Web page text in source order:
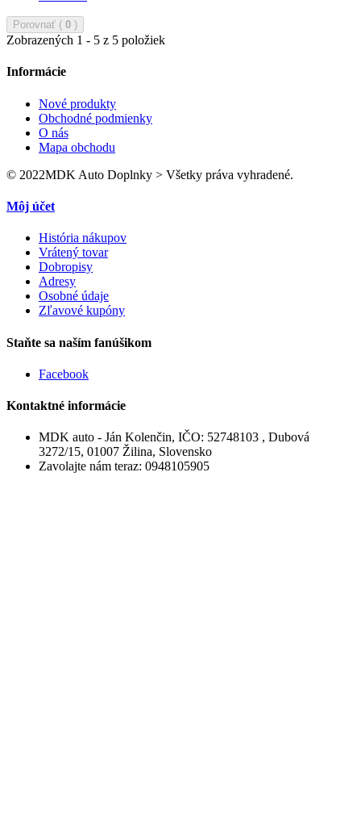
Porovnať ( 0 )
Zobrazených 1 - 5 z 5 položiek
Informácie
Nové produkty
Obchodné podmienky
O nás
Mapa obchodu
© 2022MDK Auto Doplnky > Všetky práva vyhradené.
Môj účet
História nákupov
Vrátený tovar
Dobropisy
Adresy
Osobné údaje
Zľavové kupóny
Staňte sa naším fanúšikom
Facebook
Kontaktné informácie
MDK auto - Ján Kolenčin, IČO: 52748103 , Dubová
3272/15, 01007 Žilina, Slovensko
Zavolajte nám teraz: 0948105905